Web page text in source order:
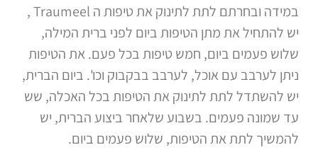
במידה ובחרתם לתת לתינוק את טיפות ה Traumeel ,
יש להתחיל את מתן הטיפות ביום לפני ברית המילה,
שלוש פעמים ביום, חמש טיפות בכל פעם. את הטיפות
ניתן לערבב עם אוכל, לערבב בבקבוק וכו'. ביום הברית,
יש להשתדל לתת לתינוק את הטיפות בכל האכלה, שש
עד שמונה פעמים. בשבוע שלאחר ביצוע הברית, יש
להמשיך לתת את הטיפות, שלוש פעמים ביום.